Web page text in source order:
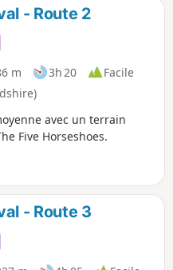
- Route 2
m 3h 20
Facile
avec un terrain
Five Horseshoes.
- Route 3